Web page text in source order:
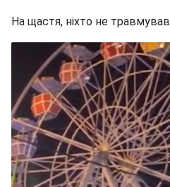
На щастя, ніхто не